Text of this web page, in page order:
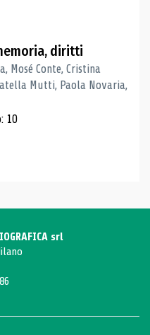
diritti
Mosé Conte, Cristina
Mutti, Paola Novaria,
10
srl